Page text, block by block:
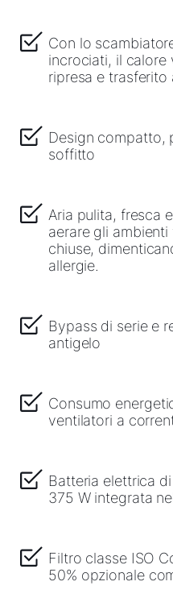
Con lo
incrociati, il calore
ripresa e trasferito
Design compatto,
soffitto
Aria pulita, fresca
aerare gli
chiuse,
allergie.
Bypass di serie e
antigelo
Consumo
ventilatori a
Batteria elettrica
375 W integrata
Filtro classe ISO
50% opzionale